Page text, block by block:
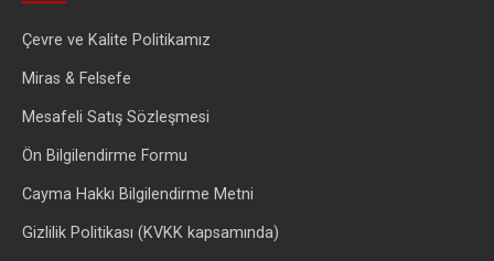
Çevre ve Kalite Politikamız
Miras & Felsefe
Mesafeli Satış Sözleşmesi
Ön Bilgilendirme Formu
Cayma Hakkı Bilgilendirme Metni
Gizlilik Politikası (KVKK kapsamında)